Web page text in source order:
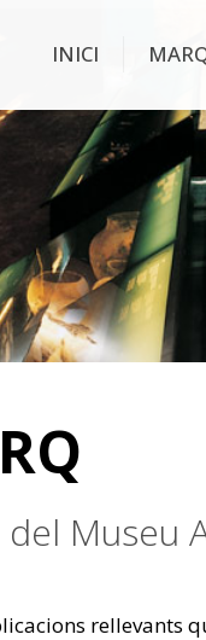
INICI
Museu
rellevants